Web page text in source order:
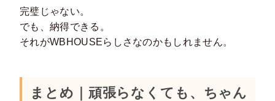
完璧じゃない。
でも、納得できる。
それがWBHOUSEらしさなのかもしれません。
まとめ｜頑張らなくても、ちゃん